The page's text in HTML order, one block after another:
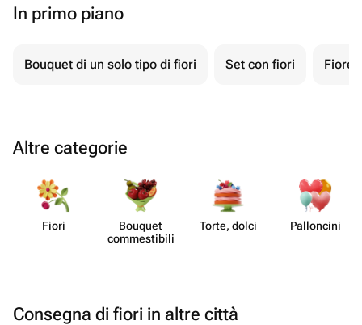
In primo piano
Bouquet di un solo tipo di fiori Set con fiori Fiore
Altre categorie
Fiori
Bouquet
commes​tibili
Torte, dolci Pall​oncini
Consegna di fiori in altre città